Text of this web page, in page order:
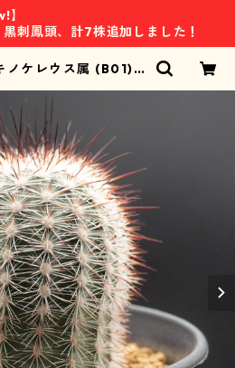
】
刺鳳頭、計7株追加しました！
ノケレウス属 (B01) |